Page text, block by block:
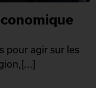
pour agir sur les